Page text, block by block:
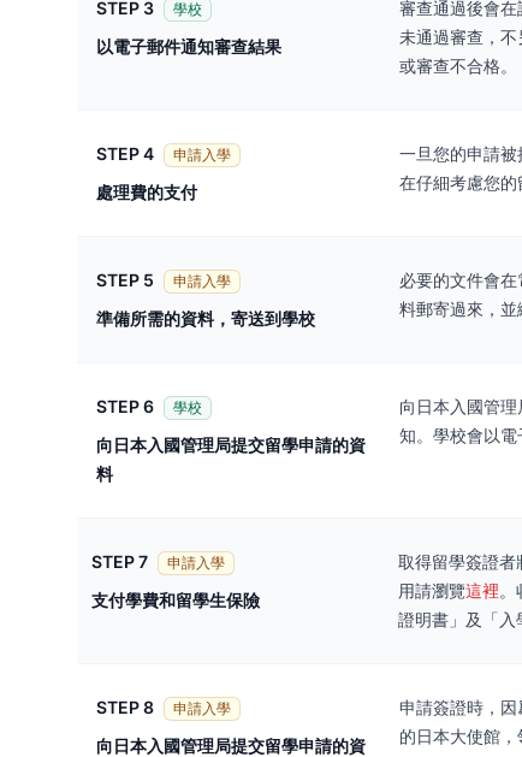
STEP 3 學校
以電子郵件通知審查結果
審查通過後會
未通過審查，
或審查不合格。
STEP 4 申請入學
處理費的支付
一旦您的申請
在仔細考慮您的
STEP 5 申請入學
準備所需的資料，寄送到學校
必要的文件會
料郵寄過來，並
STEP 6 學校
向日本入國管理局提交留學申請的資
料
向日本入國管
知。學校會以電
STEP 7 申請入學
支付學費和留學生保險
取得留學簽證者
用請瀏覽這裡。
證明書」及「入
STEP 8 申請入學
向日本入國管理局提交留學申請的資
申請簽證時，
的日本大使館，